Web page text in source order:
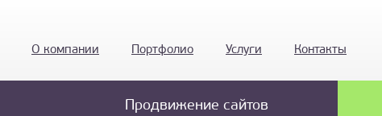
О компании Портфолио Услуги Контакты
Продвижение сайтов